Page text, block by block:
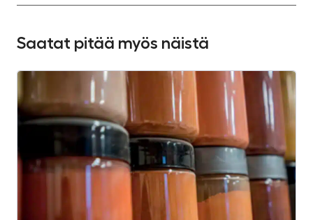
Saatat pitää myös näistä